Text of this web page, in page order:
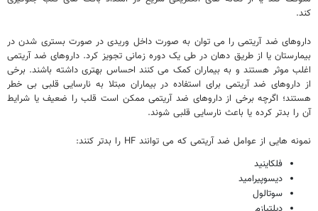
کند.
داروهای ضد آریتمی را می توان به صورت داخل وریدی در صورت بستری شدن در
بیمارستان یا از طریق دهان در طی یک دوره زمانی تجویز کرد. داروهای ضد آریتمی
اغلب موثر هستند و به بیماران کمک می کنند احساس بهتری داشته باشند. برخی
از داروهای ضد آریتمی برای استفاده در بیماران مبتلا به نارسایی قلبی بی خطر
هستند؛ اگرچه برخی از داروهای ضد آریتمی ممکن است قلب را ضعیف یا شرایط
آن را بدتر کرده یا باعث نارسایی قلبی شوند.
نمونه هایی از عوامل ضد آریتمی که می توانند HF را بدتر کنند:
فلکاینید
دیسوپیرامید
سوتالول